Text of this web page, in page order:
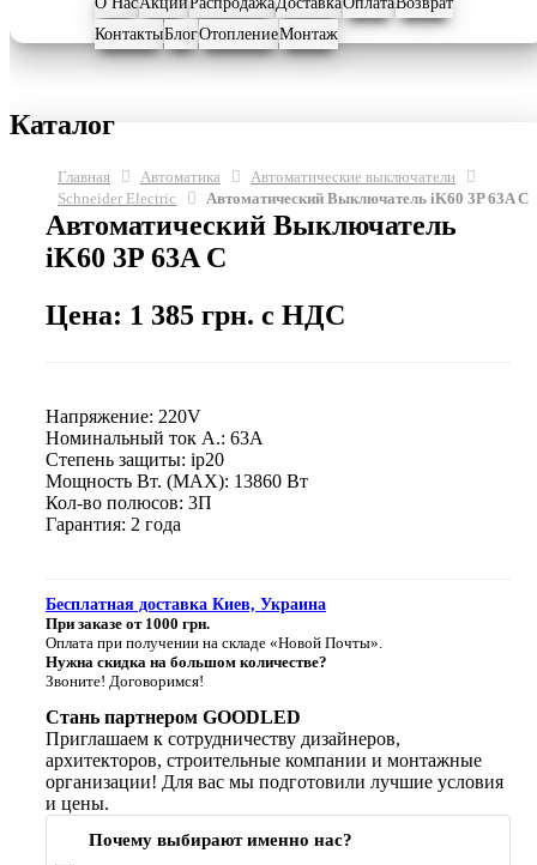
КонтактыБлогОтоплениеМонтаж
Каталог
Главная Автоматика
Автоматические выключатели
Schneider Electric
Автоматический Выключатель iK60 3P 63A C
Автоматический Выключатель
iK60 3P 63A C
Цена: 1 385 грн. с НДС
Напряжение: 220V
Номинальный ток А.: 63A
Степень защиты: ip20
Мощность Вт. (МАХ): 13860 Вт
Кол-во полюсов: 3П
Гарантия: 2 года
Бесплатная доставка Киев, Украина
При заказе от 1000 грн.
Оплата при получении на складе «Новой Почты».
Нужна скидка на большом количестве?
Звоните! Договоримся!
Стань партнером GOODLED
Приглашаем к сотрудничеству дизайнеров,
архитекторов, строительные компании и монтажные
организации! Для вас мы подготовили лучшие условия
и цены.
Почему выбирают именно нас?